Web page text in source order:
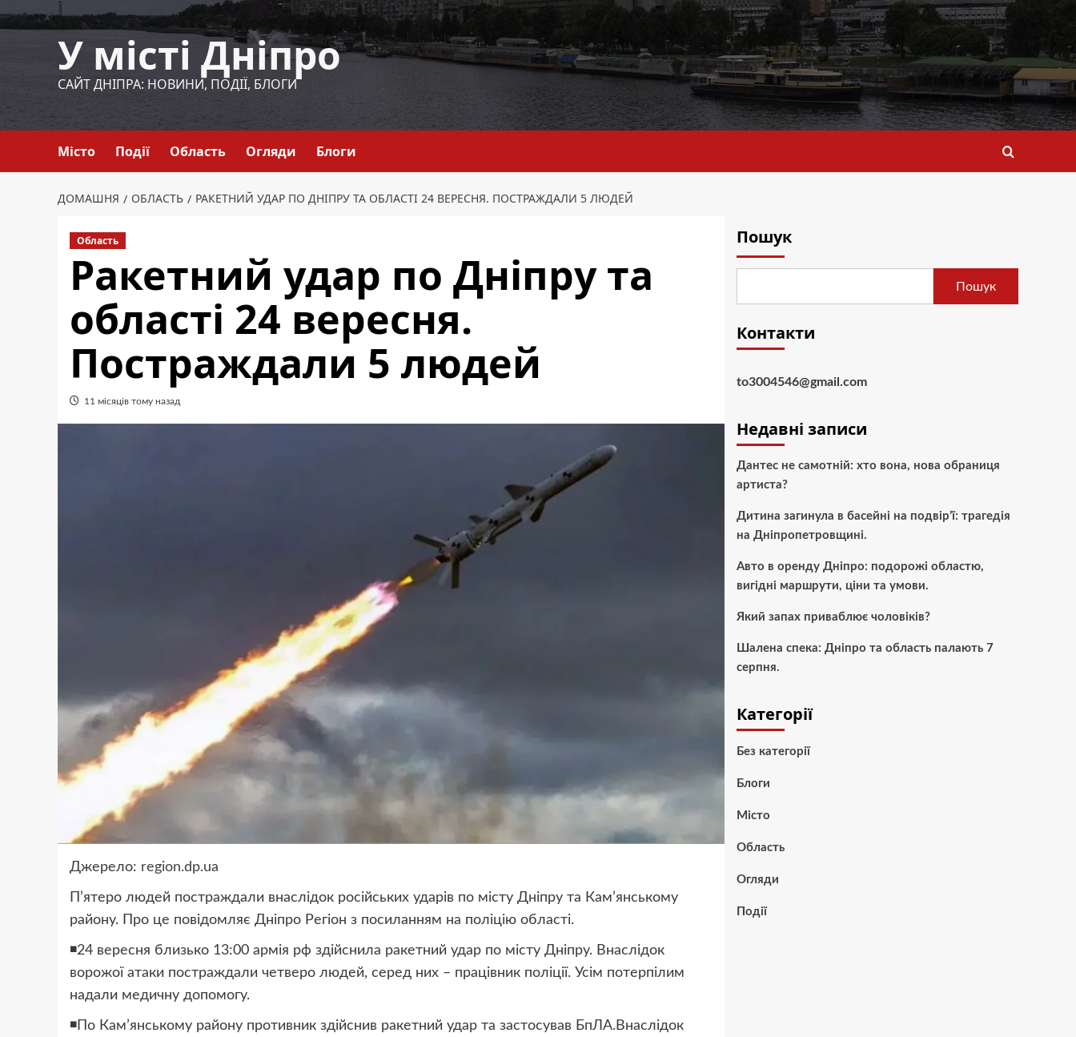
до
У місті Дніпро
САЙТ ДНІПРА: НОВИНИ, ПОДІЇ, БЛОГИ
Місто Події Область Огляди Блоги
ДОМАШНЯ ОБЛАСТЬ РАКЕТНИЙ УДАР ПО ДНІПРУ ТА ОБЛАСТІ 24 ВЕРЕСНЯ. ПОСТРАЖДАЛИ 5 ЛЮДЕЙ
Область
Ракетний удар по Дніпру та
області 24 вересня.
Постраждали 5 людей
11 місяців тому назад
Джерело: region.dp.ua
П’ятеро людей постраждали внаслідок російських ударів по місту Дніпру та Кам’янському
району. Про це повідомляє Дніпро Регіон з посиланням на поліцію області.
◾️24 вересня близько 13:00 армія рф здійснила ракетний удар по місту Дніпру. Внаслідок
ворожої атаки постраждали четверо людей, серед них – працівник поліції. Усім потерпілим
надали медичну допомогу.
◾️По Кам’янському району противник здійснив ракетний удар та застосував БпЛА.Внаслідок
Пошук
Пошук
Контакти
to3004546@gmail.com
Недавні записи
Дантес не самотній: хто вона, нова обраниця
артиста?
Дитина загинула в басейні на подвір’ї: трагедія
на Дніпропетровщині.
Авто в оренду Дніпро: подорожі областю,
вигідні маршрути, ціни та умови.
Який запах приваблює чоловіків?
Шалена спека: Дніпро та область палають 7
серпня.
Категорії
Без категорії
Блоги
Місто
Область
Огляди
Події